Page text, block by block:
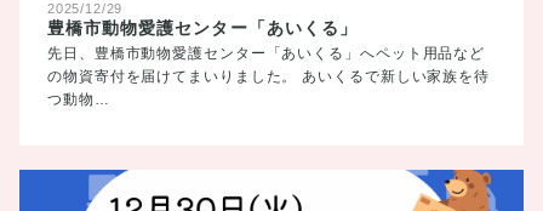
2025/12/29
豊橋市動物愛護センター「あいくる」
先日、豊橋市動物愛護センター「あいくる」へペット用品など
の物資寄付を届けてまいりました。 あいくるで新しい家族を待
つ動物…